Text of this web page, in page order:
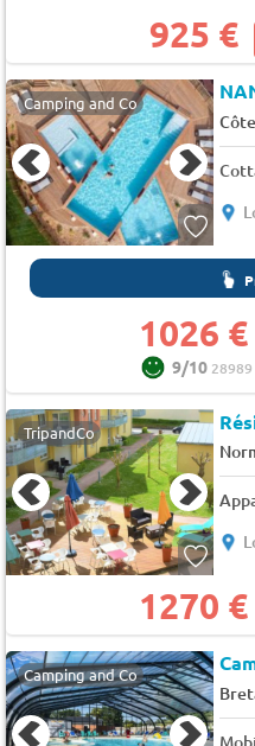
925 €
Camping and Co
1026 €
9/10 28989
TripandCo
1270 €
Camping and Co